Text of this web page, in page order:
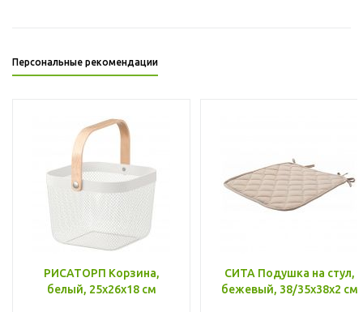
Персональные рекомендации
РИСАТОРП Корзина,
белый, 25x26x18 см
СИТА Подушка на стул,
бежевый, 38/35x38x2 см